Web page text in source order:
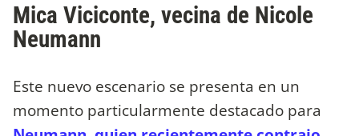
Mica Viciconte, vecina de Nicole
Neumann
Este nuevo escenario se presenta en un
momento particularmente destacado para